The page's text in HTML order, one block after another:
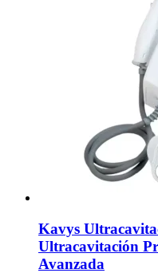
Kavys
Ultracavitación
Avanzada